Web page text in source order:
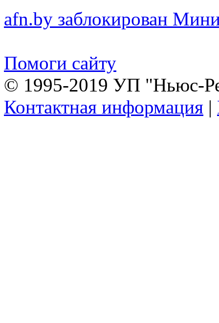
afn.by заблокирован
Помоги сайту
© 1995-2019 УП "Ньюс-
Контактная информация |